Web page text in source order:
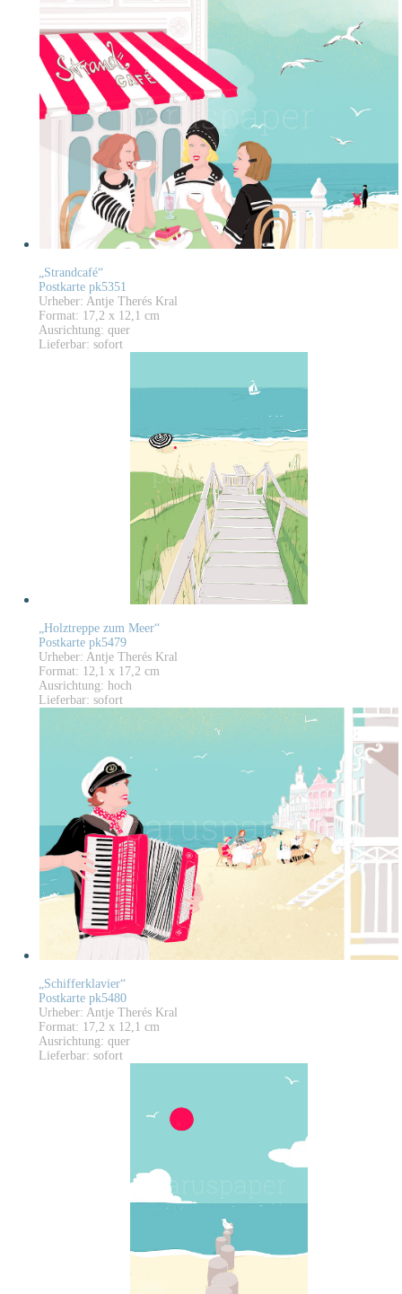
„Strandcafé“
Postkarte pk5351
Urheber: Antje Therés Kral
Format: 17,2 x 12,1 cm
Ausrichtung: quer
Lieferbar: sofort
„Holztreppe zum Meer“
Postkarte pk5479
Urheber: Antje Therés Kral
Format: 12,1 x 17,2 cm
Ausrichtung: hoch
Lieferbar: sofort
„Schifferklavier“
Postkarte pk5480
Urheber: Antje Therés Kral
Format: 17,2 x 12,1 cm
Ausrichtung: quer
Lieferbar: sofort